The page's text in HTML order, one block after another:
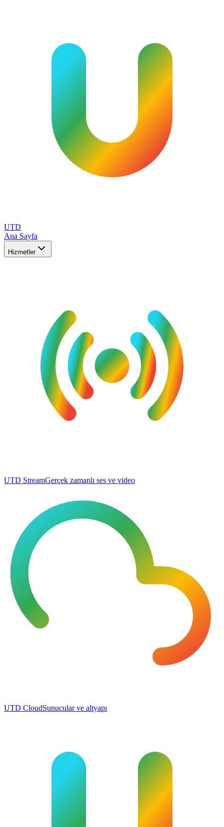
UTD
Ana Sayfa
Hizmetler
UTD StreamGerçek zamanlı ses ve video
UTD CloudSunucular ve altyapı